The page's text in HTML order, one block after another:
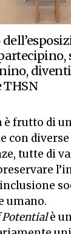
THSN
è frutto di
con
tutte di
umano.
Potentialè